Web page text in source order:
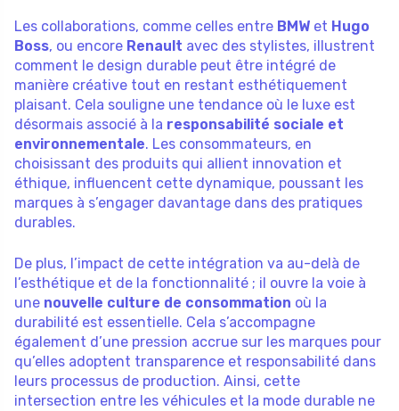
Les collaborations, comme celles entre BMW et Hugo
Boss, ou encore Renault avec des stylistes, illustrent
comment le design durable peut être intégré de
manière créative tout en restant esthétiquement
plaisant. Cela souligne une tendance où le luxe est
désormais associé à la responsabilité sociale et
environnementale. Les consommateurs, en
choisissant des produits qui allient innovation et
éthique, influencent cette dynamique, poussant les
marques à s’engager davantage dans des pratiques
durables.
De plus, l’impact de cette intégration va au-delà de
l’esthétique et de la fonctionnalité ; il ouvre la voie à
une nouvelle culture de consommation où la
durabilité est essentielle. Cela s’accompagne
également d’une pression accrue sur les marques pour
qu’elles adoptent transparence et responsabilité dans
leurs processus de production. Ainsi, cette
intersection entre les véhicules et la mode durable ne